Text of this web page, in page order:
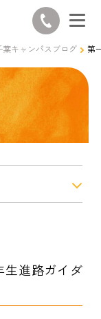
葉キャンパスブログ 第
進路ガイダ